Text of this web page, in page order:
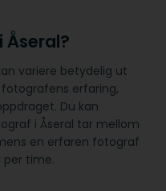
variere betydelig ut
erfaring,
Du kan
i Åseral tar mellom
en erfaren fotograf
per time.